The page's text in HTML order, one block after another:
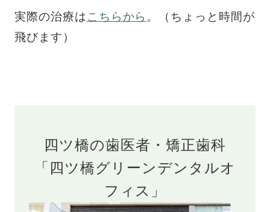
実際の治療はこちらから 。（ちょっと時間が
飛びます）
四ツ橋の歯医者・矯正歯科
「四ツ橋グリーンデンタルオ
フィス」